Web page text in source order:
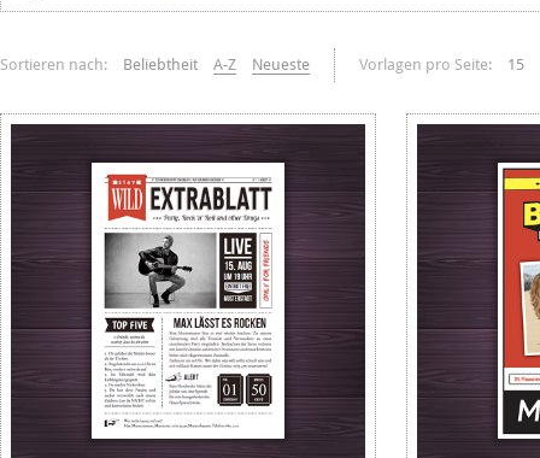
Sortieren nach: Beliebtheit A-Z Neueste Vorlagen pro Seite: 15